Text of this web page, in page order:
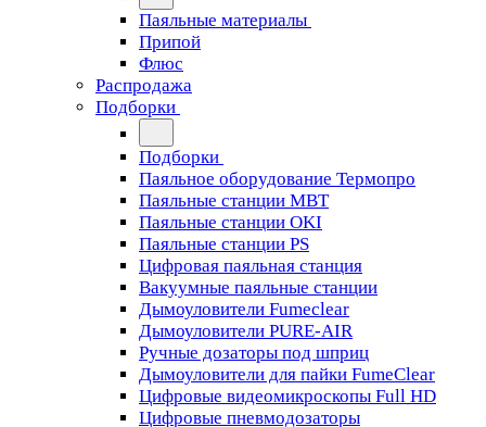
Паяльные материалы
Припой
Флюс
Распродажа
Подборки
Подборки
Паяльное оборудование Термопро
Паяльные станции MBT
Паяльные станции OKI
Паяльные станции PS
Цифровая паяльная станция
Вакуумные паяльные станции
Дымоуловители Fumeclear
Дымоуловители PURE-AIR
Ручные дозаторы под шприц
Дымоуловители для пайки FumeClear
Цифровые видеомикроскопы Full HD
Цифровые пневмодозаторы